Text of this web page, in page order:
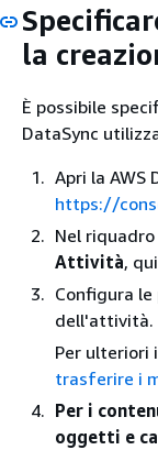
la
È possibile
DataSync
Apri la AWS
https://
Nel
Attività,
Configura
dell'attività.
Per ulteriori
trasferire i
Per i
oggetti e